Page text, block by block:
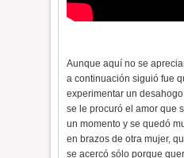
Aunque aquí no se
a continuación siguió fue
experimentar un
se le procuró el amor que
un momento y se quedó
en brazos de otra mujer,
se acercó sólo porque